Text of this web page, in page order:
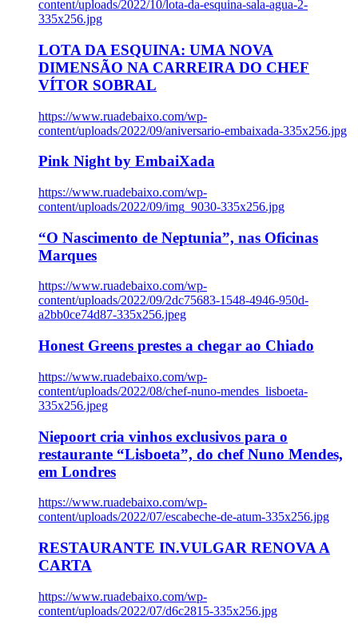
content/uploads/2022/10/lota-da-esquina-sala-agua-2-
335x256.jpg
LOTA DA ESQUINA: UMA NOVA
DIMENSÃO NA CARREIRA DO CHEF
VÍTOR SOBRAL
https://www.ruadebaixo.com/wp-
content/uploads/2022/09/aniversario-embaixada-335x256.jpg
Pink Night by EmbaiXada
https://www.ruadebaixo.com/wp-
content/uploads/2022/09/img_9030-335x256.jpg
“O Nascimento de Neptunia”, nas Oficinas
Marques
https://www.ruadebaixo.com/wp-
content/uploads/2022/09/2dc75683-1548-4946-950d-
a2bb0ce74d87-335x256.jpeg
Honest Greens prestes a chegar ao Chiado
https://www.ruadebaixo.com/wp-
content/uploads/2022/08/chef-nuno-mendes_lisboeta-
335x256.jpeg
Niepoort cria vinhos exclusivos para o
restaurante “Lisboeta”, do chef Nuno Mendes,
em Londres
https://www.ruadebaixo.com/wp-
content/uploads/2022/07/escabeche-de-atum-335x256.jpg
RESTAURANTE IN.VULGAR RENOVA A
CARTA
https://www.ruadebaixo.com/wp-
content/uploads/2022/07/d6c2815-335x256.jpg